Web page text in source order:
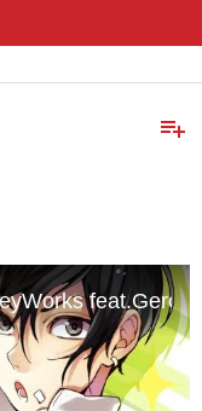
playlist_add
feat.Gero